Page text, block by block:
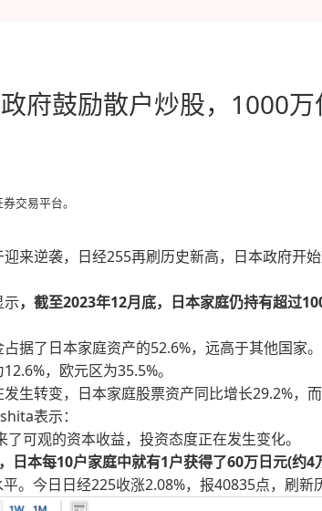
府鼓励散户炒股，1000
交易平台。
来逆袭，日经255再刷历史新高，日本政府开
示，截至2023年12月底，日本家庭仍持有超过
据了日本家庭资产的52.6%，远高于其他国家
，欧元区为35.5%。
生转变，日本家庭股票资产同比增长29.2%，
表示：
可观的资本收益，投资态度正在发生变化。
本每10户家庭中就有1户获得了60万日元(约4
。今日日经225收涨2.08%，报40835点，刷新